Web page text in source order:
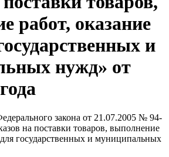
работ, оказание
и
нужд» от
закона от 21.07.2005 № 94-
на поставки товаров, выполнение
для государственных и муниципальных